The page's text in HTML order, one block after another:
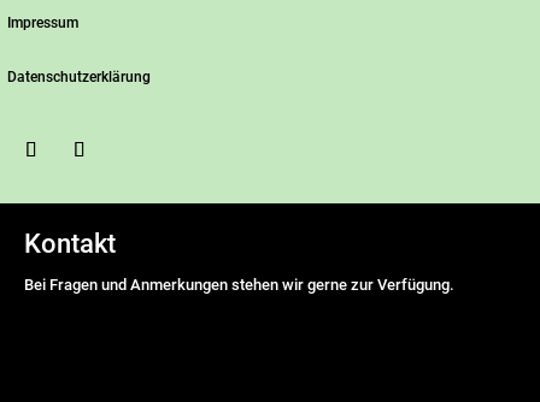
Impressum
Datenschutzerklärung
Kontakt
Bei Fragen und Anmerkungen stehen wir gerne zur Verfügung.